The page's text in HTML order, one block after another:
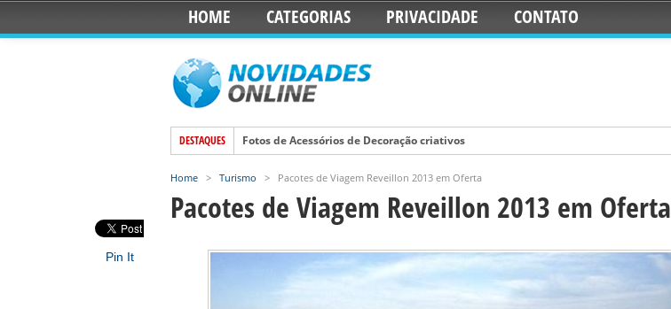
HOME CATEGORIAS PRIVACIDADE CONTATO
DESTAQUES
Fotos de Acessórios de Decoração criativos
Sala de Jantar, Qual a Melhor Mesa: Redonda ou Quadrada – Fotos, Dicas
Bancadas para Cozinhas Americanas: Dicas, Modelos
Home > Turismo > Pacotes de Viagem Reveillon 2013 em Oferta
Pacotes de Viagem Reveillon 2013 em Oferta
Pin It